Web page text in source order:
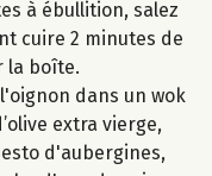
à ébullition, salez
cuire 2 minutes de
la boîte.
dans un wok
extra vierge,
d'aubergines,